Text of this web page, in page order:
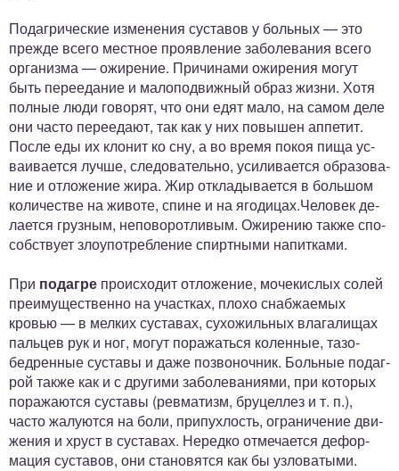
Подагрические изменения суставов у больных — это
прежде всего местное проявление заболевания всего
ор­ганизма — ожирение. Причинами ожирения могут
быть переедание и малоподвижный образ жизни. Хотя
пол­ные люди говорят, что они едят мало, на самом деле
они часто переедают, так как у них повышен аппетит.
После еды их клонит ко сну, а во время покоя пища ус­
ваивается лучше, следовательно, усиливается образова­
ние и отложение жира. Жир откладывается в большом
количестве на животе, спине и на ягодицах.Человек де­
лается грузным, неповоротливым. Ожирению также спо­
собствует злоупотребление спиртными напитками.
При подагре происходит отложение, мочекислых со­лей
преимущественно на участках, плохо снабжаемых
кровью — в мелких суставах, сухожильных влагалищах
пальцев рук и ног, могут поражаться коленные, тазо­
бедренные суставы и даже позвоночник. Больные подаг­
рой также как и с другими заболеваниями, при кото­рых
поражаются суставы (ревматизм, бруцеллез и т. п.),
часто жалуются на боли, припухлость, ограничение дви­
жения и хруст в суставах. Нередко отмечается дефор­
мация суставов, они становятся как бы узловатыми.